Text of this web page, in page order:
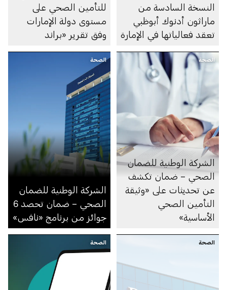
النسخة السادسة من
ماراثون أدنوك أبوظبي
تعقد فعالياتها في الإمارة
للتأمين الصحي على
مستوى دولة الإمارات
وفق تقرير «براند
الصحة
الشركة الوطنية للضمان
الصحي – ضمان تكشف
عن تحديثات على «وثيقة
التأمين الصحي
الأساسية»
الصحة
الشركة الوطنية للضمان
الصحي – ضمان تحصد 6
جوائز من برنامج «نافس»
الصحة الصحة